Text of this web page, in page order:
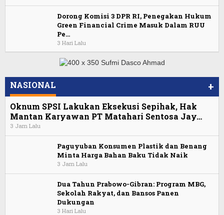
Dorong Komisi 3 DPR RI, Penegakan Hukum
Green Financial Crime Masuk Dalam RUU
Pe…
3 Hari Lalu
NASIONAL +
Oknum SPSI Lakukan Eksekusi Sepihak, Hak
Mantan Karyawan PT Matahari Sentosa Jay…
3 Jam Lalu
Paguyuban Konsumen Plastik dan Benang
Minta Harga Bahan Baku Tidak Naik
3 Jam Lalu
Dua Tahun Prabowo-Gibran: Program MBG,
Sekolah Rakyat, dan Bansos Panen
Dukungan
3 Hari Lalu